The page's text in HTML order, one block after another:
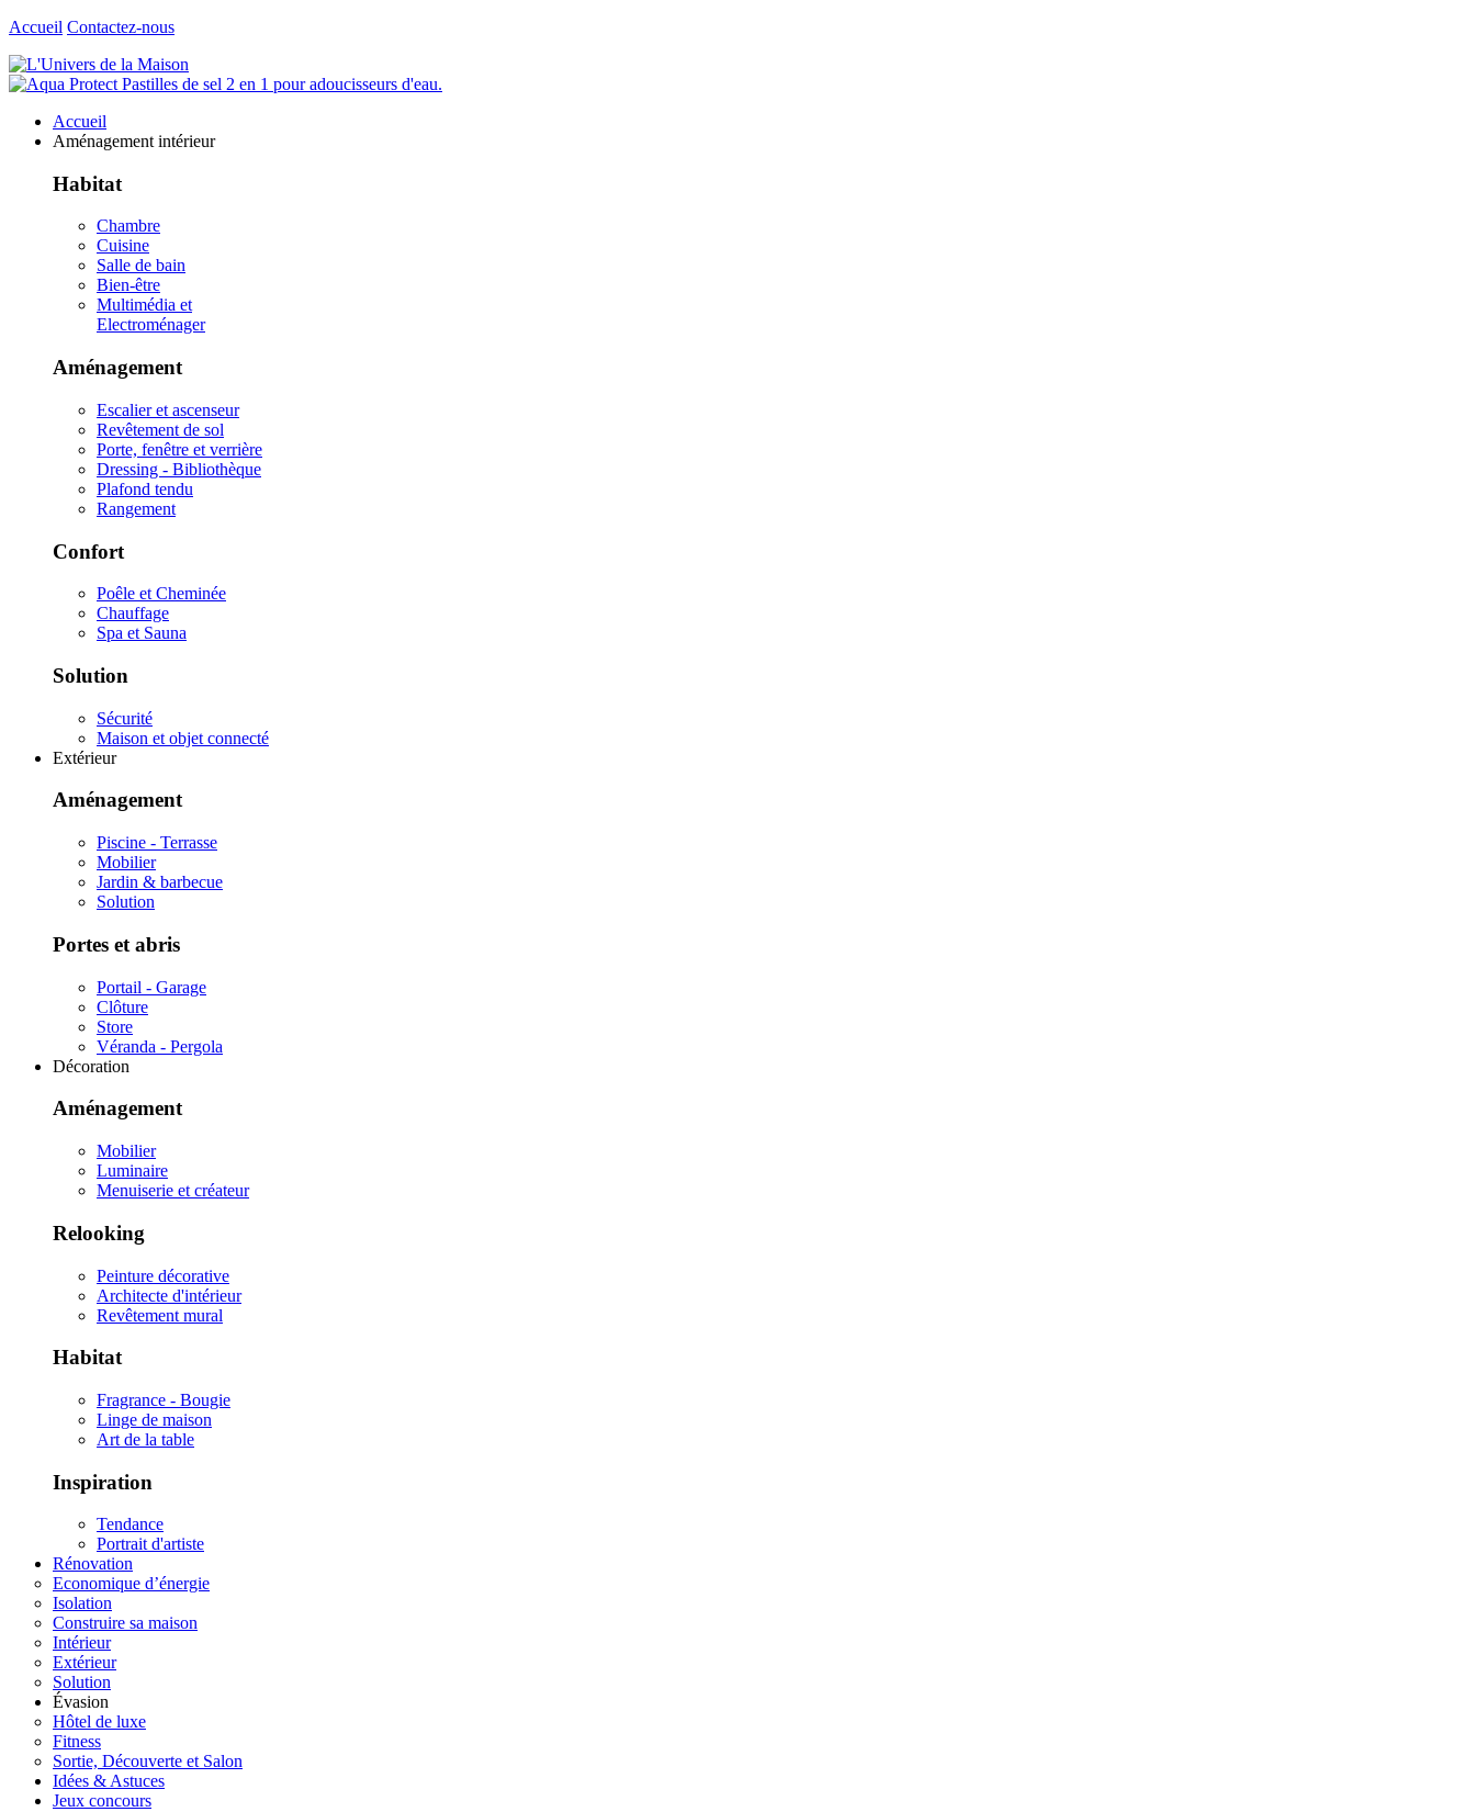
Accueil Contactez-nous
Accueil
Aménagement intérieur
Habitat
Chambre
Cuisine
Salle de bain
Bien-être
Multimédia et
Electroménager
Aménagement
Escalier et ascenseur
Revêtement de sol
Porte, fenêtre et verrière
Dressing - Bibliothèque
Plafond tendu
Rangement
Confort
Poêle et Cheminée
Chauffage
Spa et Sauna
Solution
Sécurité
Maison et objet connecté
Extérieur
Aménagement
Piscine - Terrasse
Mobilier
Jardin & barbecue
Solution
Portes et abris
Portail - Garage
Clôture
Store
Véranda - Pergola
Décoration
Aménagement
Mobilier
Luminaire
Menuiserie et créateur
Relooking
Peinture décorative
Architecte d'intérieur
Revêtement mural
Habitat
Fragrance - Bougie
Linge de maison
Art de la table
Inspiration
Tendance
Portrait d'artiste
Rénovation
Economique d’énergie
Isolation
Construire sa maison
Intérieur
Extérieur
Solution
Évasion
Hôtel de luxe
Fitness
Sortie, Découverte et Salon
Idées & Astuces
Jeux concours